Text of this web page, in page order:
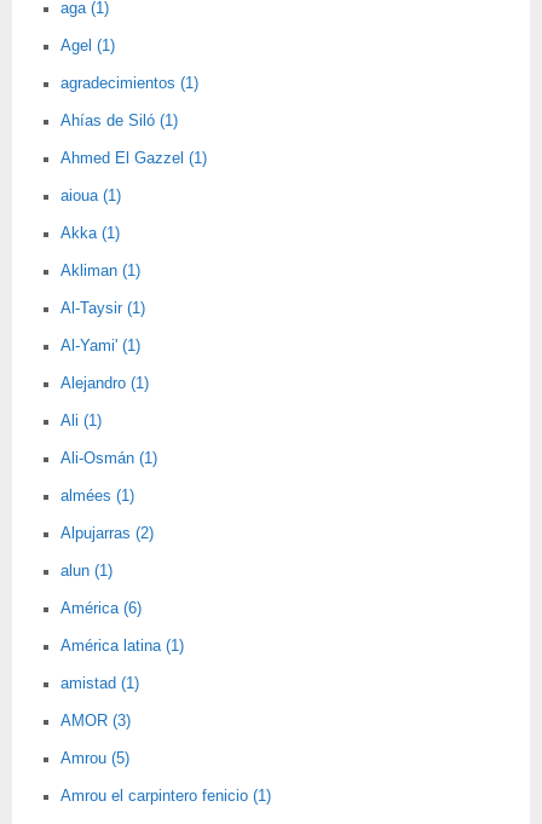
aga (1)
Agel (1)
agradecimientos (1)
Ahías de Siló (1)
Ahmed El Gazzel (1)
aioua (1)
Akka (1)
Akliman (1)
Al-Taysir (1)
Al-Yami' (1)
Alejandro (1)
Ali (1)
Ali-Osmán (1)
almées (1)
Alpujarras (2)
alun (1)
América (6)
América latina (1)
amistad (1)
AMOR (3)
Amrou (5)
Amrou el carpintero fenicio (1)